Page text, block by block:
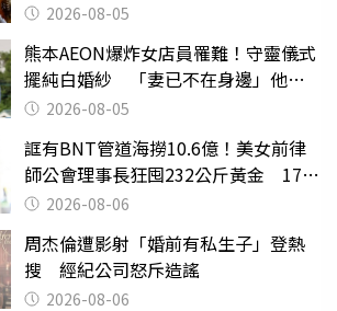
2026-08-05
熊本AEON爆炸女店員罹難！守靈儀式
擺純白婚紗 「妻已不在身邊」他淚
喊：無法想像
2026-08-05
誆有BNT管道海撈10.6億！美女前律
師公會理事長狂囤232公斤黃金 17人
遭起訴
2026-08-06
周杰倫遭影射「婚前有私生子」登熱
搜 經紀公司怒斥造謠
2026-08-06